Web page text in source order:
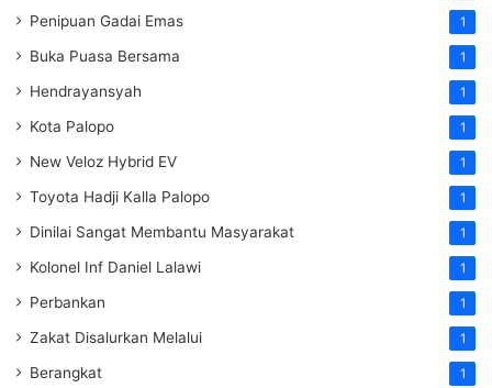
Penipuan Gadai Emas 1
Buka Puasa Bersama 1
Hendrayansyah 1
Kota Palopo 1
New Veloz Hybrid EV 1
Toyota Hadji Kalla Palopo 1
Dinilai Sangat Membantu Masyarakat 1
Kolonel Inf Daniel Lalawi 1
Perbankan 1
Zakat Disalurkan Melalui 1
Berangkat 1